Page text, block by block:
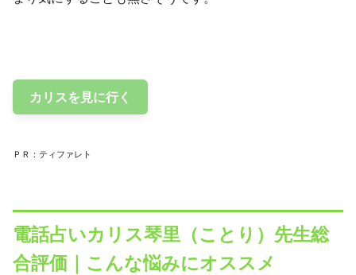
カリスを見に行く
ＰＲ：ティファレト
電話占いカリス琴里（ことり）先生総
合評価｜こんな悩みにオススメ